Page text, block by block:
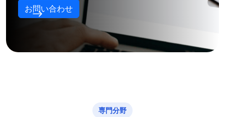
お問い合わせ
専門分野